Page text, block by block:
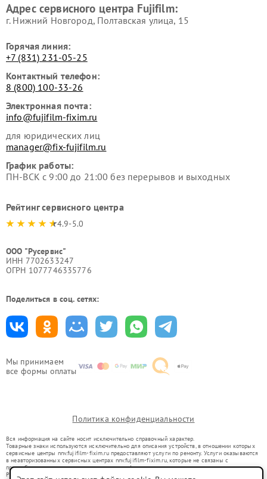
Мы принимаем
все формы оплаты
Адрес сервисного центра Fujifilm:
г. Нижний Новгород, Полтавская улица, 15
Горячая линия:
+7 (831) 231-05-25
Контактный телефон:
8 (800) 100-33-26
Электронная почта:
info@fujifilm-fixim.ru
для юридических лиц
manager@fix-fujifilm.ru
График работы:
ПН-ВСК с 9:00 до 21:00 без перерывов и выходных
Рейтинг сервисного центра
4.9-5.0
ООО "Русервис"
ИНН 7702633247
ОГРН 1077746335776
Поделиться в соц. сетях:
Политика конфиденциальности
Вся информация на сайте носит исключительно справочный характер.
Товарные знаки используются исключительно для описания устройств, в отношении которых
сервисные центры nnv.fujifilm-fixim.ru предоставляют услуги по ремонту. Услуги оказываются
в неавторизованных сервисных центрах nnv.fujifilm-fixim.ru, которые не связаны с
правообладателями товарных знаков или их официальными представителями.
Ремонт осуществляется для устройств, уже введенных в гражданский оборот в соответствии